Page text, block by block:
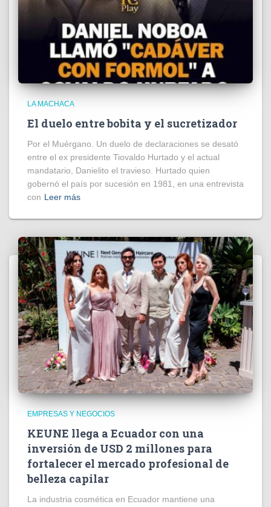
LA MACHACA
El duelo entre bobita y el sucretizador
Por el Muérgano. Un duelo de declaraciones se desató
entre el ex presidente Tiovaldo Hurtado y el actual
mandatario, Danielito el travieso. Hurtado quien
gobernó el país por sucesión en 1981, en una entrevista
con Leer más
EMPRESAS Y NEGOCIOS
KEUNE llega a Ecuador con una
inversión de USD 2 millones para
fortalecer el mercado profesional de
belleza capilar
La industria cosmética en Ecuador mantiene una